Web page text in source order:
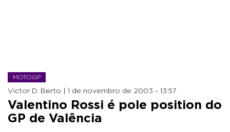
MOTOGP
Victor D. Berto | 1 de novembro de 2003 - 13:57
Valentino Rossi é pole position do
GP de Valência